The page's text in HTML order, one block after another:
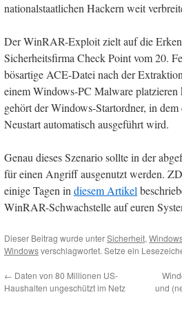
nationalstaatlichen Hackern weit
Der WinRAR-Exploit zielt auf die
Sicherheitsfirma Check Point vom 20.
bösartige ACE-Datei nach der
einem Windows-PC Malware platzieren
gehört der Windows-Startordner, in
Neustart automatisch ausgeführt wird.
Genau dieses Szenario sollte in der
für einen Angriff ausgenutzt werden.
einige Tagen indiesem Artikel
WinRAR-Schwachstelle auf euren
Dieser Beitrag wurde unterSicherheit,
Windowsverschlagwortet. Setze ein
← Daten von 80 Millionen US-
Haushalten ungeschützt im Netz
und